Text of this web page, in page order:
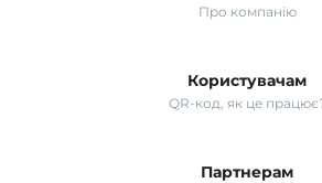
Про компанію
Користувачам
QR-код, як це
Партнерам